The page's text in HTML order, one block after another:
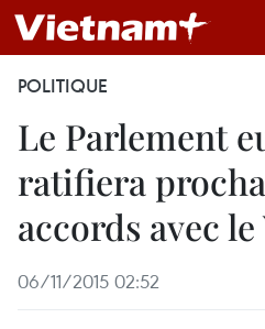
POLITIQUE
Le Parlement
ratifiera
accords avec
06/11/2015 02:52